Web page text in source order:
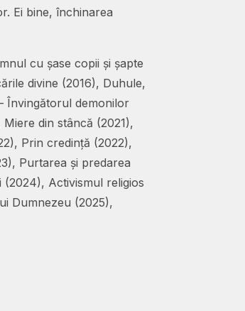
Ei bine, închinarea
cu șase copii și șapte
divine (2016), Duhule,
Învingătorul demonilor
din stâncă (2021),
Prin credință (2022),
Purtarea și predarea
Activismul religios
Dumnezeu (2025),